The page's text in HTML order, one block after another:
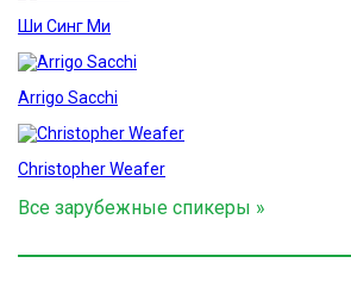
Ши Синг Ми
Arrigo Sacchi
Christopher Weafer
Все зарубежные спикеры »